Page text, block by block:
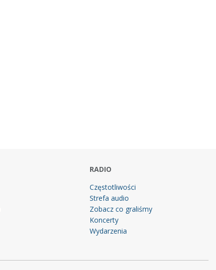
RADIO
Częstotliwości
Strefa audio
Zobacz co graliśmy
Koncerty
Wydarzenia